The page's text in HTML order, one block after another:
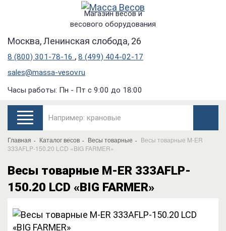
Магазин весов и
весового оборудования
Москва, Ленинская слобода, 26
8 (800) 301-78-16 , 8 (499) 404-02-17
sales@massa-vesov.ru
Часы работы: Пн - Пт с 9:00 до 18:00
Главная Каталог весов Весы товарные
Весы товарные M-ER
333AFLP-150.20 LCD «BIG FARMER»
Весы товарные M-ER 333AFLP-
150.20 LCD «BIG FARMER»